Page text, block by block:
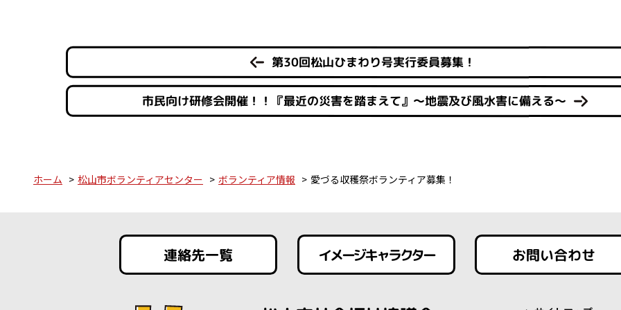
第30回松山ひまわり号実行委員募集！
市民向け研修会開催！！『最近の災害を踏まえて』～地震及び風水害に備える～
ホーム 松山市ボランティアセンター ボランティア情報 愛づる収穫祭ボランティア募集！
連絡先一覧 イメージキャラクター お問い合わせ